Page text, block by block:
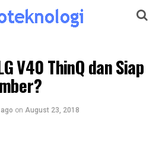
V40 ThinQ dan Siap
on August 23, 2018